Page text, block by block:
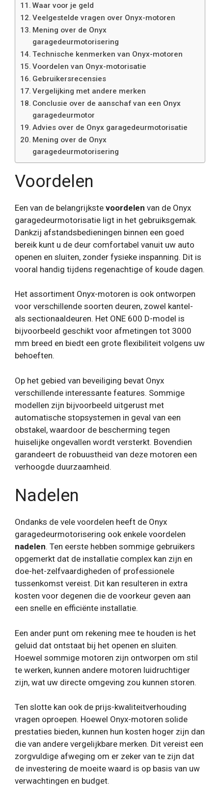
Waar voor je geld
Veelgestelde vragen over Onyx-motoren
Mening over de Onyx
garagedeurmotorisering
Technische kenmerken van Onyx-motoren
Voordelen van Onyx-motorisatie
Gebruikersrecensies
Vergelijking met andere merken
Conclusie over de aanschaf van een Onyx
garagedeurmotor
Advies over de Onyx garagedeurmotorisatie
Mening over de Onyx
garagedeurmotorisering
Voordelen
Een van de belangrijkste voordelen van de Onyx
garagedeurmotorisatie ligt in het gebruiksgemak.
Dankzij afstandsbedieningen binnen een goed
bereik kunt u de deur comfortabel vanuit uw auto
openen en sluiten, zonder fysieke inspanning. Dit is
vooral handig tijdens regenachtige of koude dagen.
Het assortiment Onyx-motoren is ook ontworpen
voor verschillende soorten deuren, zowel kantel-
als sectionaaldeuren. Het ONE 600 D-model is
bijvoorbeeld geschikt voor afmetingen tot 3000
mm breed en biedt een grote flexibiliteit volgens uw
behoeften.
Op het gebied van beveiliging bevat Onyx
verschillende interessante features. Sommige
modellen zijn bijvoorbeeld uitgerust met
automatische stopsystemen in geval van een
obstakel, waardoor de bescherming tegen
huiselijke ongevallen wordt versterkt. Bovendien
garandeert de robuustheid van deze motoren een
verhoogde duurzaamheid.
Nadelen
Ondanks de vele voordelen heeft de Onyx
garagedeurmotorisering ook enkele voordelen
nadelen. Ten eerste hebben sommige gebruikers
opgemerkt dat de installatie complex kan zijn en
doe-het-zelfvaardigheden of professionele
tussenkomst vereist. Dit kan resulteren in extra
kosten voor degenen die de voorkeur geven aan
een snelle en efficiënte installatie.
Een ander punt om rekening mee te houden is het
geluid dat ontstaat bij het openen en sluiten.
Hoewel sommige motoren zijn ontworpen om stil
te werken, kunnen andere motoren luidruchtiger
zijn, wat uw directe omgeving zou kunnen storen.
Ten slotte kan ook de prijs-kwaliteitverhouding
vragen oproepen. Hoewel Onyx-motoren solide
prestaties bieden, kunnen hun kosten hoger zijn dan
die van andere vergelijkbare merken. Dit vereist een
zorgvuldige afweging om er zeker van te zijn dat
de investering de moeite waard is op basis van uw
verwachtingen en budget.